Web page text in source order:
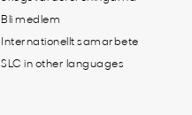
Bli medlem
Internationellt samarbete
SLC in other languages